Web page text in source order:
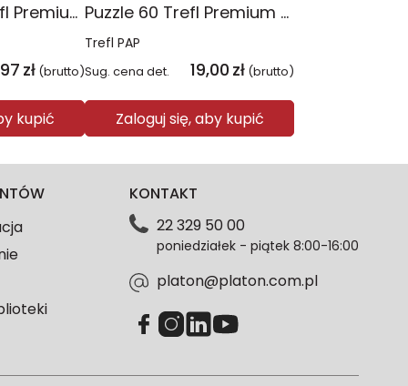
Puzzle 4x88 Trefl Premium Plus Kids Psia Straż Psi Patrol 34693
zł (brutto)
kupić
Puzzle 60 Trefl Premium Plus Kids Niesamowita przygoda Spidey Marvel 17429
Trefl PAP
Sug. cena det. 19,00 zł (brutto)
Zaloguj się, aby kupić
KONTAKT
22 329 50 00
poniedziałek - piątek 8:00-16:00
platon@platon.com.pl